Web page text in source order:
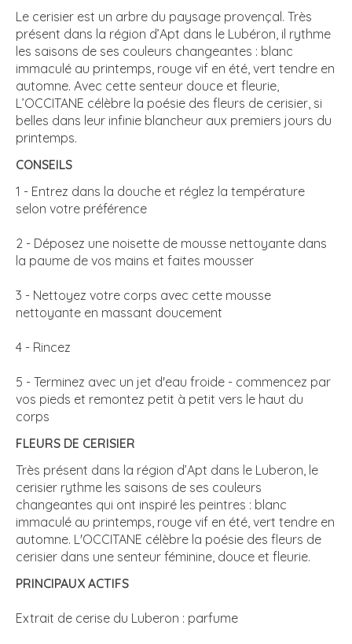
Le cerisier est un arbre du paysage provençal. Très
présent dans la région d’Apt dans le Lubéron, il rythme
les saisons de ses couleurs changeantes : blanc
immaculé au printemps, rouge vif en été, vert tendre en
automne. Avec cette senteur douce et fleurie,
L’OCCITANE célèbre la poésie des fleurs de cerisier, si
belles dans leur infinie blancheur aux premiers jours du
printemps.
CONSEILS
1 - Entrez dans la douche et réglez la température
selon votre préférence
2 - Déposez une noisette de mousse nettoyante dans
la paume de vos mains et faites mousser
3 - Nettoyez votre corps avec cette mousse
nettoyante en massant doucement
4 - Rincez
5 - Terminez avec un jet d'eau froide - commencez par
vos pieds et remontez petit à petit vers le haut du
corps
FLEURS DE CERISIER
Très présent dans la région d’Apt dans le Luberon, le
cerisier rythme les saisons de ses couleurs
changeantes qui ont inspiré les peintres : blanc
immaculé au printemps, rouge vif en été, vert tendre en
automne. L'OCCITANE célèbre la poésie des fleurs de
cerisier dans une senteur féminine, douce et fleurie.
PRINCIPAUX ACTIFS
Extrait de cerise du Luberon : parfume